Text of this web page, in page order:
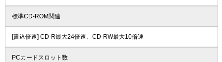
標準CD-ROM関連
[書込倍速] CD-R最大24倍速、CD-RW最大10倍速
PCカードスロット数